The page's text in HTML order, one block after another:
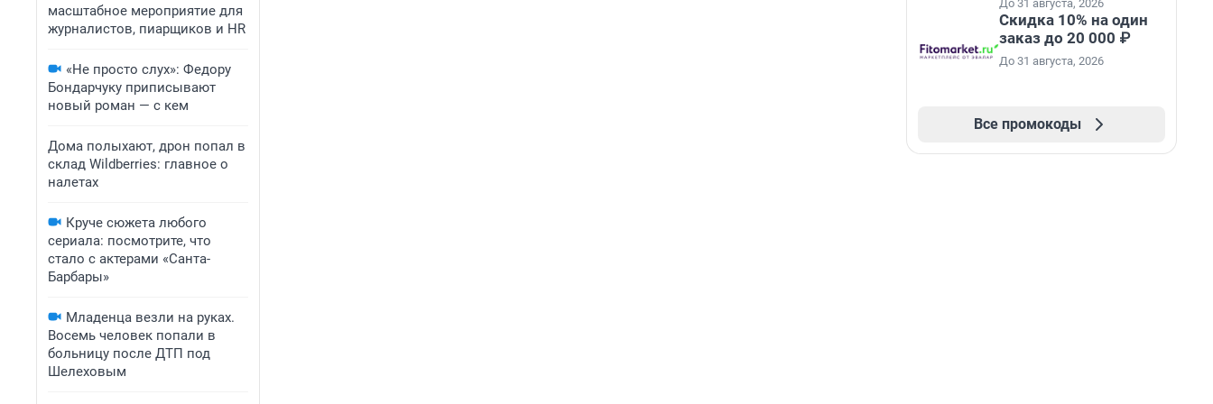
масштабное мероприятие для
журналистов, пиарщиков и HR
«Не просто слух»: Федору
Бондарчуку приписывают
новый роман — с кем
Дома полыхают, дрон попал в
склад Wildberries: главное о
налетах
Круче сюжета любого
сериала: посмотрите, что
стало с актерами «Санта-
Барбары»
Младенца везли на руках.
Восемь человек попали в
больницу после ДТП под
Шелеховым
До 31 августа, 2026
Скидка 10% на один
заказ до 20 000 ₽
До 31 августа, 2026
Все промокоды